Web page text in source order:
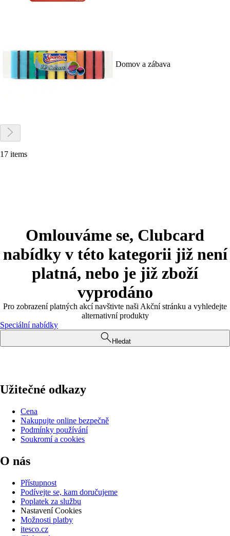
Domov a zábava
17 items
Omlouváme se, Clubcard
nabídky v této kategorii již není
platná, nebo je již zboží
vyprodáno
Pro zobrazení platných akcí navštivte naši Akční stránku a vyhledejte
alternativní produkty
Speciální nabídky
Hledat
Užitečné odkazy
Cena
Nakupujte online bezpečně
Podmínky používání
Soukromí a cookies
O nás
Přístupnost
Podívejte se, kam doručujeme
Poplatek za službu
Nastavení Cookies
Možnosti platby
itesco.cz